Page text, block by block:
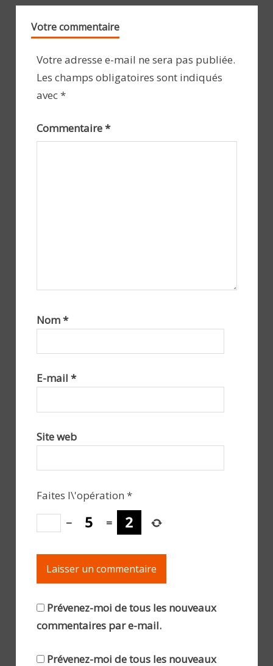
Votre commentaire
Votre adresse e-mail ne sera pas publiée.
Les champs obligatoires sont indiqués
avec*
Commentaire*
Nom*
E-mail *
Site web
Faites l\'opération *
−
=
Prévenez-moi de tous les nouveaux
commentaires par e-mail.
Prévenez-moi de tous les nouveaux